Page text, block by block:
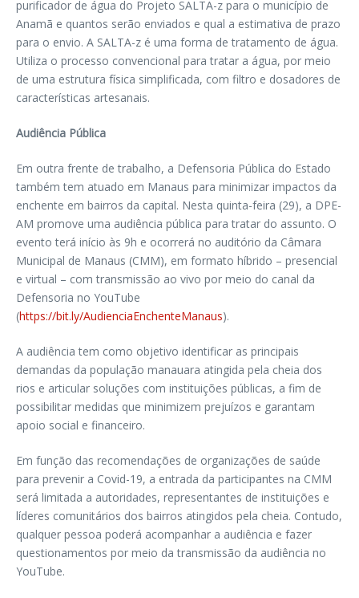
purificador de água do Projeto SALTA-z para o município de
Anamã e quantos serão enviados e qual a estimativa de prazo
para o envio. A SALTA-z é uma forma de tratamento de água.
Utiliza o processo convencional para tratar a água, por meio
de uma estrutura física simplificada, com filtro e dosadores de
características artesanais.
Audiência Pública
Em outra frente de trabalho, a Defensoria Pública do Estado
também tem atuado em Manaus para minimizar impactos da
enchente em bairros da capital. Nesta quinta-feira (29), a DPE-
AM promove uma audiência pública para tratar do assunto. O
evento terá início às 9h e ocorrerá no auditório da Câmara
Municipal de Manaus (CMM), em formato híbrido – presencial
e virtual – com transmissão ao vivo por meio do canal da
Defensoria no YouTube
(https://bit.ly/AudienciaEnchenteManaus).
A audiência tem como objetivo identificar as principais
demandas da população manauara atingida pela cheia dos
rios e articular soluções com instituições públicas, a fim de
possibilitar medidas que minimizem prejuízos e garantam
apoio social e financeiro.
Em função das recomendações de organizações de saúde
para prevenir a Covid-19, a entrada da participantes na CMM
será limitada a autoridades, representantes de instituições e
líderes comunitários dos bairros atingidos pela cheia. Contudo,
qualquer pessoa poderá acompanhar a audiência e fazer
questionamentos por meio da transmissão da audiência no
YouTube.